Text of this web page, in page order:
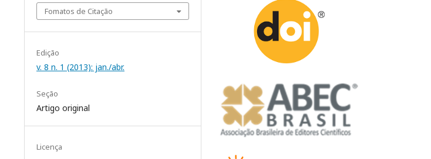
Fomatos de Citação
Edição
v. 8 n. 1 (2013): jan./abr.
Seção
Artigo original
Licença